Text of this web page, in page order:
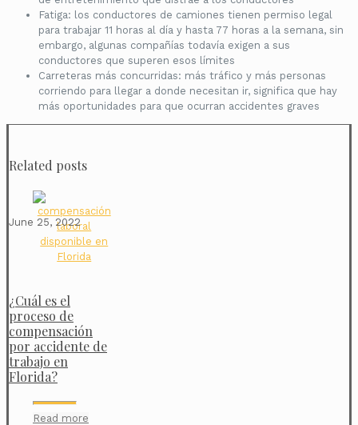
Fatiga: los conductores de camiones tienen permiso legal
para trabajar 11 horas al día y hasta 77 horas a la semana, sin
embargo, algunas compañías todavía exigen a sus
conductores que superen esos límites
Carreteras más concurridas: más tráfico y más personas
corriendo para llegar a donde necesitan ir, significa que hay
más oportunidades para que ocurran accidentes graves
Related posts
June 25, 2022
¿Cuál es el
proceso de
compensación
por accidente de
trabajo en
Florida?
Read more